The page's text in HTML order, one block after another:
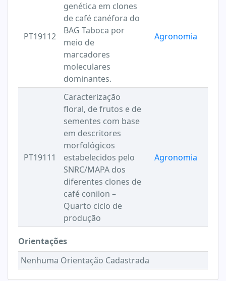
PT19112
genética em clones
de café canéfora do
BAG Taboca por
meio de
marcadores
moleculares
dominantes.
Agronomia
PT19111
Caracterização
floral, de frutos e de
sementes com base
em descritores
morfológicos
estabelecidos pelo
SNRC/MAPA dos
diferentes clones de
café conilon –
Quarto ciclo de
produção
Agronomia
Orientações
Nenhuma Orientação Cadastrada